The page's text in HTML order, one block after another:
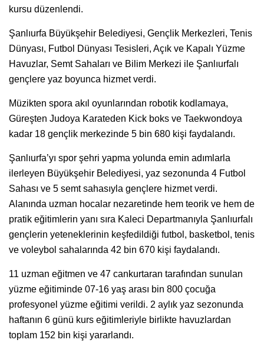
kursu düzenlendi.
Şanlıurfa Büyükşehir Belediyesi, Gençlik Merkezleri, Tenis
Dünyası, Futbol Dünyası Tesisleri, Açık ve Kapalı Yüzme
Havuzlar, Semt Sahaları ve Bilim Merkezi ile Şanlıurfalı
gençlere yaz boyunca hizmet verdi.
Müzikten spora akıl oyunlarından robotik kodlamaya,
Güreşten Judoya Karateden Kick boks ve Taekwondoya
kadar 18 gençlik merkezinde 5 bin 680 kişi faydalandı.
Şanlıurfa’yı spor şehri yapma yolunda emin adımlarla
ilerleyen Büyükşehir Belediyesi, yaz sezonunda 4 Futbol
Sahası ve 5 semt sahasıyla gençlere hizmet verdi.
Alanında uzman hocalar nezaretinde hem teorik ve hem de
pratik eğitimlerin yanı sıra Kaleci Departmanıyla Şanlıurfalı
gençlerin yeteneklerinin keşfedildiği futbol, basketbol, tenis
ve voleybol sahalarında 42 bin 670 kişi faydalandı.
11 uzman eğitmen ve 47 cankurtaran tarafından sunulan
yüzme eğitiminde 07-16 yaş arası bin 800 çocuğa
profesyonel yüzme eğitimi verildi. 2 aylık yaz sezonunda
haftanın 6 günü kurs eğitimleriyle birlikte havuzlardan
toplam 152 bin kişi yararlandı.